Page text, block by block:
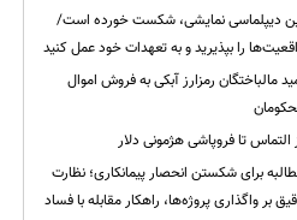
دیپلماسی نمایشی، شکست خورده است/
را بپذیرید و به تعهدات خود عمل کنید
مالباختگان رمزارز آبکی به فروش اموال
التماس تا فروپاشی هژمونی دلار
برای شکستن انحصار پیمانکاری؛ نظارت
بر واگذاری پروژه‌ها، راهکار مقابله با فساد